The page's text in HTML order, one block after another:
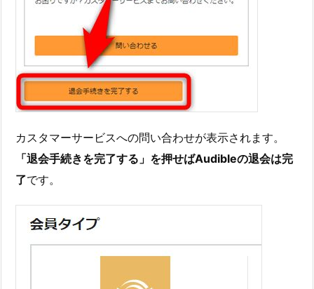
カスタマーサービスへの問い合わせが表示されます。
「退会手続きを完了する」を押せばAudibleの退会は完
了です。